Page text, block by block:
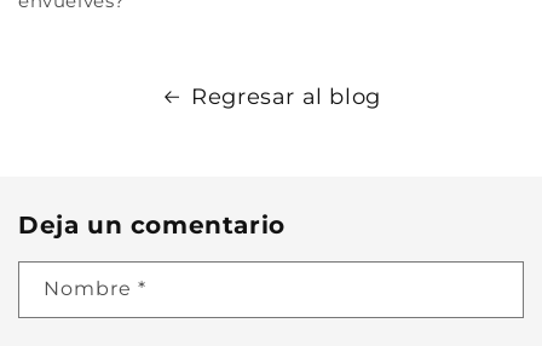
Regresar al blog
Deja un comentario
Nombre *